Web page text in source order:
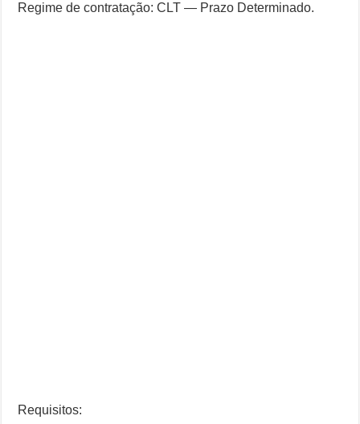
Regime de contratação: CLT — Prazo Determinado.
Requisitos: